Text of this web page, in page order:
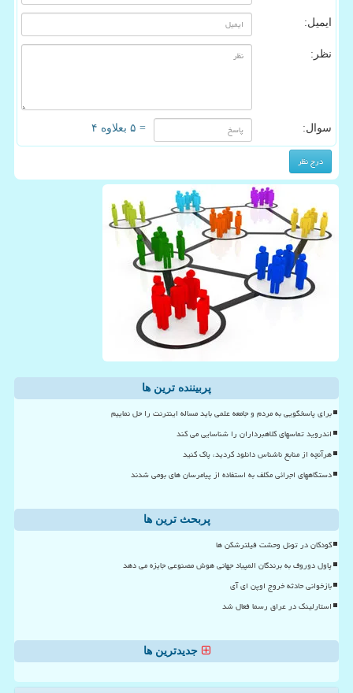
ایمیل:
نظر:
سوال: = ۵ بعلاوه ۴
پربیننده ترین ها
برای پاسخگویی به مردم و جامعه علمی باید مساله اینترنت را حل نماییم
اندروید تماسهای کلاهبرداران را شناسایی می کند
هرآنچه از منابع ناشناس دانلود کردید، پاک کنید
دستگاههای اجرائی مکلف به استفاده از پیامرسان های بومی شدند
پربحث ترین ها
کودکان در تونل وحشت فیلترشکن ها
پاول دوروف به برندگان المپیاد جهانی هوش مصنوعی جایزه می دهد
بازخوانی حادثه خروج اوپن ای آی
استارلینک در عراق رسما فعال شد
جدیدترین ها